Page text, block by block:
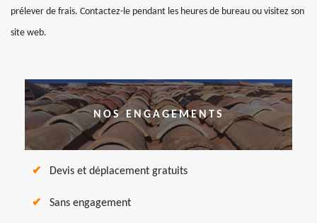
prélever de frais. Contactez-le pendant les heures de bureau ou visitez son
site web.
NOS ENGAGEMENTS
Devis et déplacement gratuits
Sans engagement